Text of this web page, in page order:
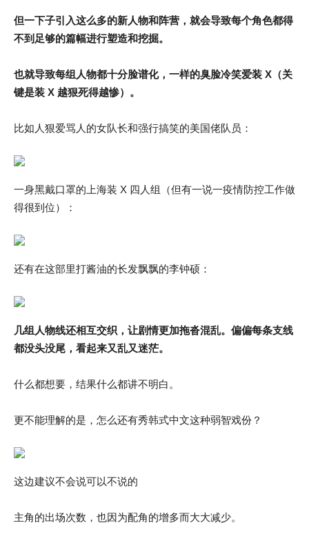
但一下子引入这么多的新人物和阵营，就会导致每个角色都得
不到足够的篇幅进行塑造和挖掘。
也就导致每组人物都十分脸谱化，一样的臭脸冷笑爱装 X （关
键是装 X 越狠死得越惨） 。
比如人狠爱骂人的女队长和强行搞笑的美国佬队员：
一身黑戴口罩的上海装 X 四人组（但有一说一疫情防控工作做
得很到位）：
还有在这部里打酱油的长发飘飘的李钟硕：
几组人物线还相互交织，让剧情更加拖沓混乱。偏偏每条支线
都没头没尾，看起来又乱又迷茫。
什么都想要，结果什么都讲不明白。
更不能理解的是，怎么还有秀韩式中文这种弱智戏份？
这边建议不会说可以不说的
主角的出场次数，也因为配角的增多而大大减少。